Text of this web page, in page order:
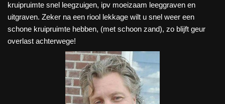
kruipruimte snel leegzuigen, ipv moeizaam leeggraven en
uitgraven. Zeker na een riool lekkage wilt u snel weer een
schone kruipruimte hebben, (met schoon zand), zo blijft geur
overlast achterwege!